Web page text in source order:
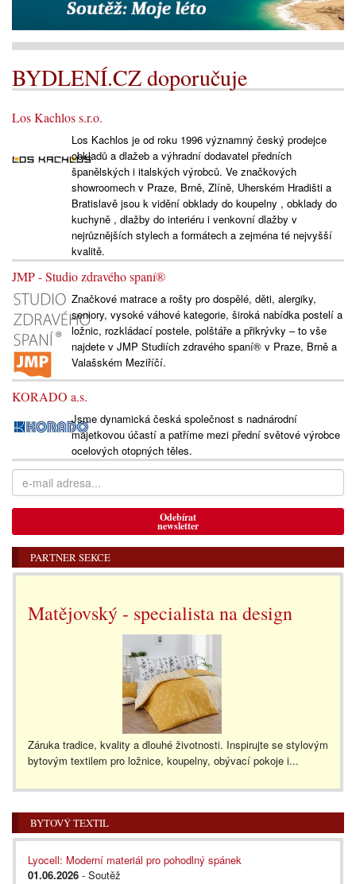
BYDLENÍ.CZ doporučuje
Los Kachlos s.r.o.
Los Kachlos je od roku 1996 významný český prodejce
obkladů a dlažeb a výhradní dodavatel předních
španělských i italských výrobců. Ve značkových
showroomech v Praze, Brně, Zlíně, Uherském Hradišti a
Bratislavě jsou k vidění obklady do koupelny , obklady do
kuchyně , dlažby do interiéru i venkovní dlažby v
nejrůznějších stylech a formátech a zejména té nejvyšší
kvalitě.
JMP - Studio zdravého spaní®
Značkové matrace a rošty pro dospělé, děti, alergiky,
seniory, vysoké váhové kategorie, široká nabídka postelí a
ložnic, rozkládací postele, polštáře a přikrývky – to vše
najdete v JMP Studiích zdravého spaní® v Praze, Brně a
Valašském Meziříčí.
KORADO a.s.
Jsme dynamická česká společnost s nadnárodní
majetkovou účastí a patříme mezi přední světové výrobce
ocelových otopných těles.
Odebírat
newsletter
PARTNER SEKCE
Matějovský - specialista na design
Záruka tradice, kvality a dlouhé životnosti. Inspirujte se stylovým
bytovým textilem pro ložnice, koupelny, obývací pokoje i...
BYTOVÝ TEXTIL
Lyocell: Moderní materiál pro pohodlný spánek
01.06.2026 - Soutěž